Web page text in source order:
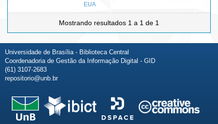
EUA
Mostrando resultados 1 a 1 de 1
Universidade de Brasília - Biblioteca Central
Coordenadoria de Gestão da Informação Digital - GID
(61) 3107-2683
repositorio@unb.br